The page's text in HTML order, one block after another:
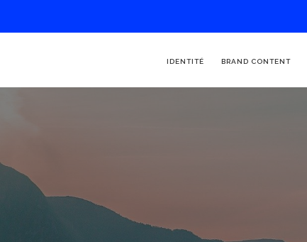
IDENTITÉ BRAND CONTENT